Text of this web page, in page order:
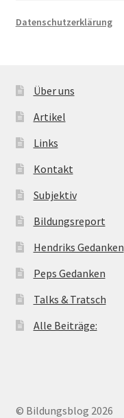
Datenschutzerklärung
Über uns
Artikel
Links
Kontakt
Subjektiv
Bildungsreport
Hendriks Gedanken
Peps Gedanken
Talks & Tratsch
Alle Beiträge:
© Bildungsblog 2026